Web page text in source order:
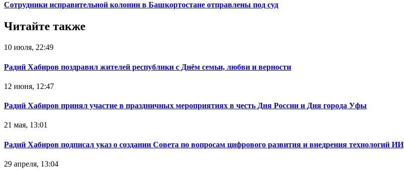
Сотрудники исправительной колонии в Башкортостане отправлены под суд
Читайте также
10 июля, 22:49
Радий Хабиров поздравил жителей республики с Днём семьи, любви и верности
12 июня, 12:47
Радий Хабиров принял участие в праздничных мероприятиях в честь Дня России и Дня города Уфы
21 мая, 13:01
Радий Хабиров подписал указ о создании Совета по вопросам цифрового развития и внедрения технологий ИИ
29 апреля, 13:04